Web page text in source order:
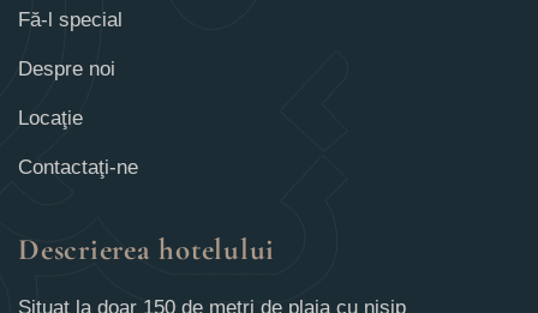
Fă-l special
Despre noi
Locaţie
Contactaţi-ne
Descrierea hotelului
Situat la doar 150 de metri de plaja cu nisip